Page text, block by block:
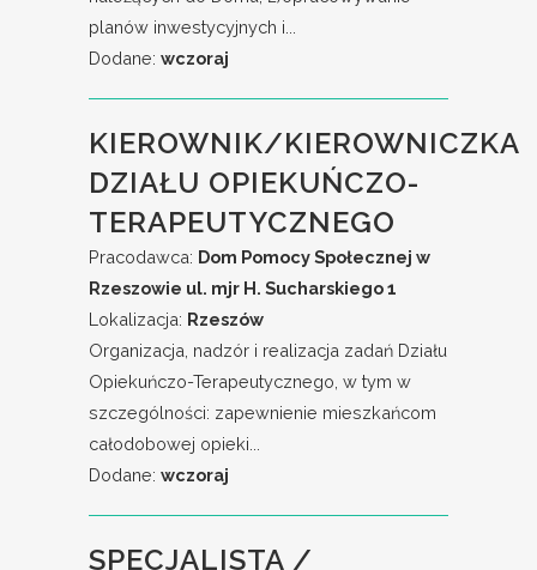
planów inwestycyjnych i...
Dodane: wczoraj
KIEROWNIK/KIEROWNICZKA
DZIAŁU OPIEKUŃCZO-
TERAPEUTYCZNEGO
Pracodawca: Dom Pomocy Społecznej w
Rzeszowie ul. mjr H. Sucharskiego 1
Lokalizacja: Rzeszów
Organizacja, nadzór i realizacja zadań Działu
Opiekuńczo-Terapeutycznego, w tym w
szczególności: zapewnienie mieszkańcom
całodobowej opieki...
Dodane: wczoraj
SPECJALISTA /